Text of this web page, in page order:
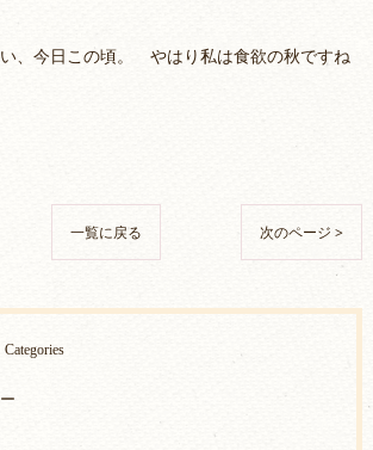
、今日この頃。 やはり私は食欲の秋ですね
一覧に戻る 次のページ >
Categories